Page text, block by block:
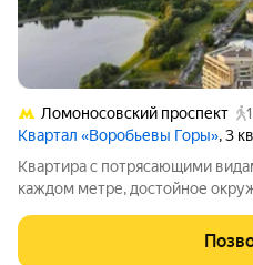
Ломоносовский проспект
Квартал «Воробьевы Горы», 3
Квартира с потрясающими
каждом метре, достойное
комплексе, подземный
"ZAVIDOV REALTY". Позвоните